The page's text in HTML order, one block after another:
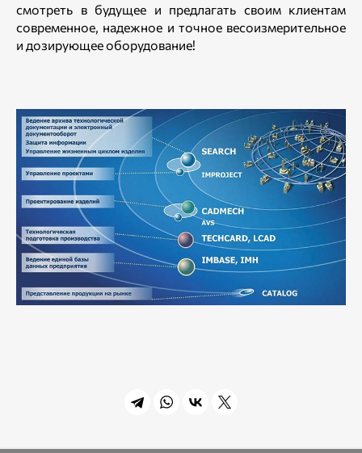
смотреть в будущее и предлагать своим клиентам
современное, надежное и точное весоизмерительное
и дозирующее оборудование!